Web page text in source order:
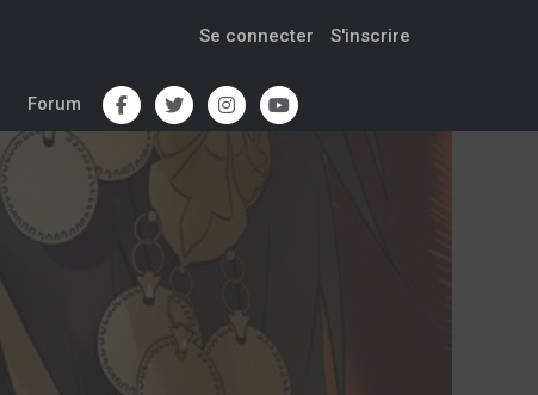
Se connecter S'inscrire
Forum